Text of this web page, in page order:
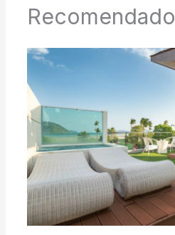
Recomendado